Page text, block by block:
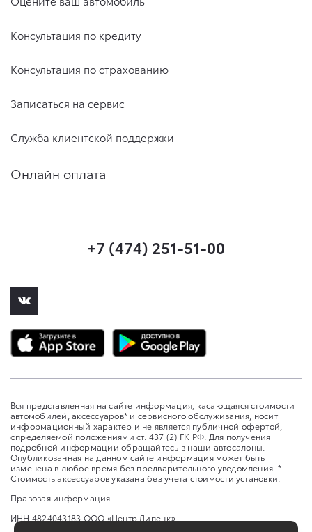
Консультация по кредиту
Консультация по страхованию
Записаться на сервис
Служба клиентской поддержки
Онлайн оплата
+7 (474) 251-51-00
Вся представленная на сайте информация, касающаяся стоимости
автомобилей, аксессуаров* и сервисного обслуживания, носит
информационный характер и не является публичной офертой,
определяемой положениями ст. 437 (2) ГК РФ. Для получения
подробной информации обращайтесь в наши автосалоны.
Опубликованная на данном сайте информация может быть
изменена в любое время без предварительного уведомления. *
Стоимость аксессуаров указана без учета стоимости установки.
Правовая информация
ИНН 4824043183 ООО «Центр Липецк»